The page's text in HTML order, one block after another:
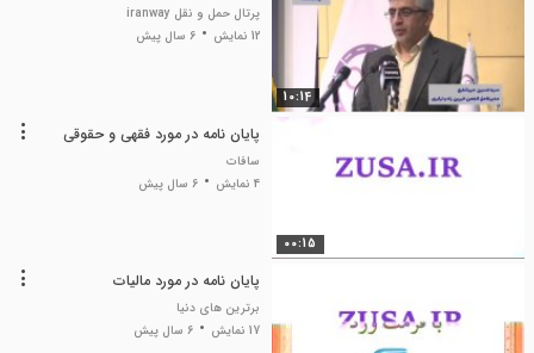
10:14
پرتال حمل و نقل iranway
12 نمایش
6 سال پیش
00:15
پایان نامه در مورد فقهی و حقوقی
سافات
4 نمایش
6 سال پیش
پایان نامه در مورد مالیات
برترین های دنیا
17 نمایش
6 سال پیش